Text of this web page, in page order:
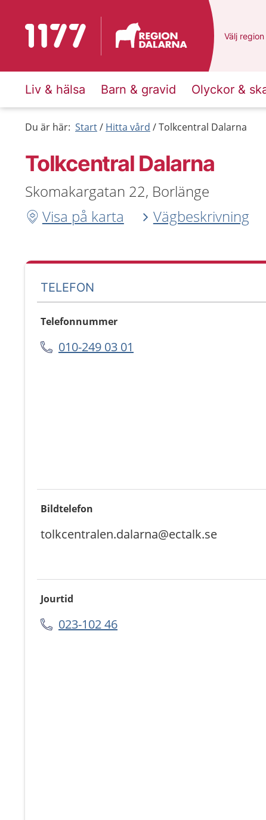
Till startsidan för 1177 Du har
Välj en
region
Liv & hälsa Barn & gravid Olyckor &
Du är här: Start Hitta vård Tolkcentral Dalarna
Tolkcentral Dalarna
Skomakargatan 22, Borlänge
Visa på karta
Vägbeskrivning
TELEFON
Telefonnummer
010-249 03 01
Bildtelefon
tolkcentralen.dalarna@ectalk.se
Jourtid
023-102 46